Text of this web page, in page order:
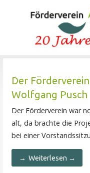
Pflegezentrum Haus
fördern.
Der
Wolfgang Pusch
Der Förderverein war
alt, da brachte die
bei einer
Weiterlesen →